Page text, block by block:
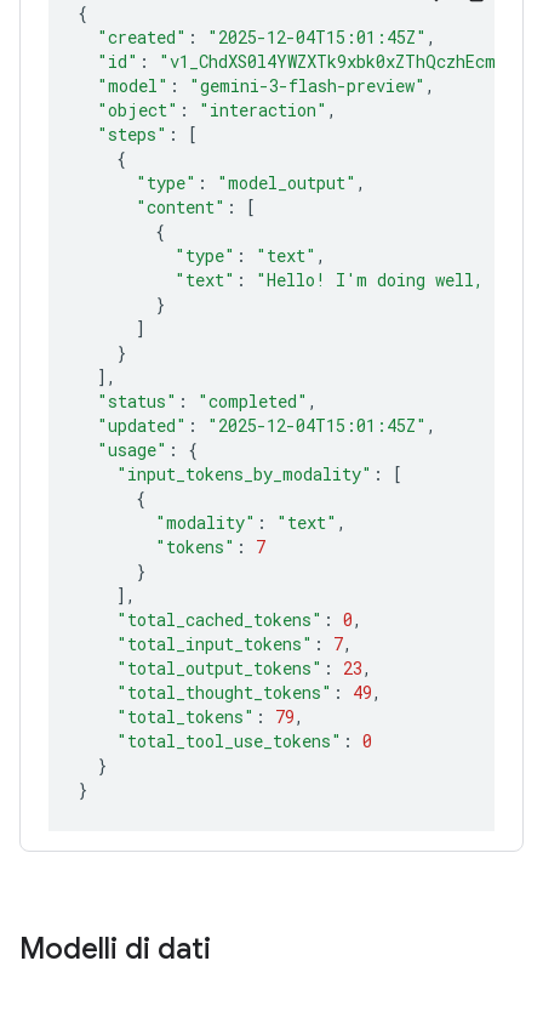
{
"created" : "2025-12-04T15:01:45Z"
"id" :
"model" : "gemini-3-flash-preview"
"object" : "interaction"
"steps" :
[
{
"type" : "model_output"
"content" :
[
{
"type" : "text"
"text" :
"Hello! I'm doing well,
}
]
}
]
"status" : "completed"
"updated" : "2025-12-04T15:01:45Z"
"usage" :
{
"input_tokens_by_modality" :
[
{
"modality" : "text"
"tokens" :
7
}
]
"total_cached_tokens" : 0
"total_input_tokens" : 7
"total_output_tokens" : 23
"total_thought_tokens" : 49
"total_tokens" : 79
"total_tool_use_tokens" : 0
}
}
Modelli di dati